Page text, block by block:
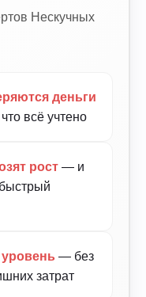
Нескучных
деньги
всё учтено
рост — и
— без
затрат